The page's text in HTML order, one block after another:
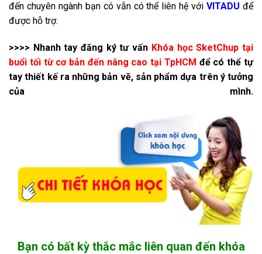
đến chuyên ngành bạn có vẫn có thể liên hệ vớiVITADU để
được hỗ trợ.
>>>> Nhanh tay đăng ký tư vấn Khóa học SketChup tại
buổi tối từ cơ bản đến nâng cao tại TpHCM để có thể tự
tay thiết kế ra những bản vẽ, sản phẩm dựa trên ý tưởng
của mình.
Bạn có bất kỳ thắc mắc liên quan đến khóa